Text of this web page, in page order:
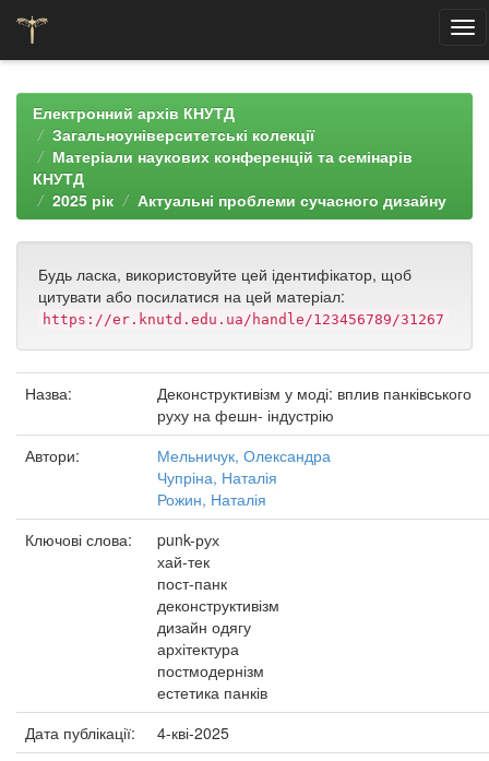
navigationЕлектронний архів КНУТД
Загальноуніверситетські колекції
Матеріали наукових конференцій та семінарів
КНУТД
2025 рік
Актуальні проблеми сучасного дизайну
Будь ласка, використовуйте цей ідентифікатор, щоб
цитувати або посилатися на цей матеріал:
https://er.knutd.edu.ua/handle/123456789/31267
Назва:
Деконструктивізм у моді: вплив панківського
руху на фешн- індустрію
Автори:
Мельничук, Олександра
Чупріна, Наталія
Рожин, Наталія
Ключові слова:
punk-рух
хай-тек
пост-панк
деконструктивізм
дизайн одягу
архітектура
постмодернізм
естетика панків
Дата публікації:
4-кві-2025